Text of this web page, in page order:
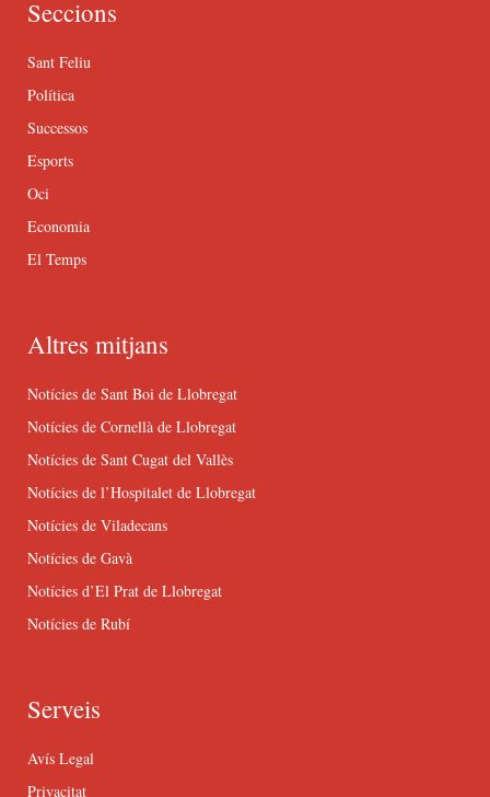
Seccions
Sant Feliu
Política
Successos
Esports
Oci
Economia
El Temps
Altres mitjans
Notícies de Sant Boi de Llobregat
Notícies de Cornellà de Llobregat
Notícies de Sant Cugat del Vallès
Notícies de l’Hospitalet de Llobregat
Notícies de Viladecans
Notícies de Gavà
Notícies d’El Prat de Llobregat
Notícies de Rubí
Serveis
Avís Legal
Privacitat